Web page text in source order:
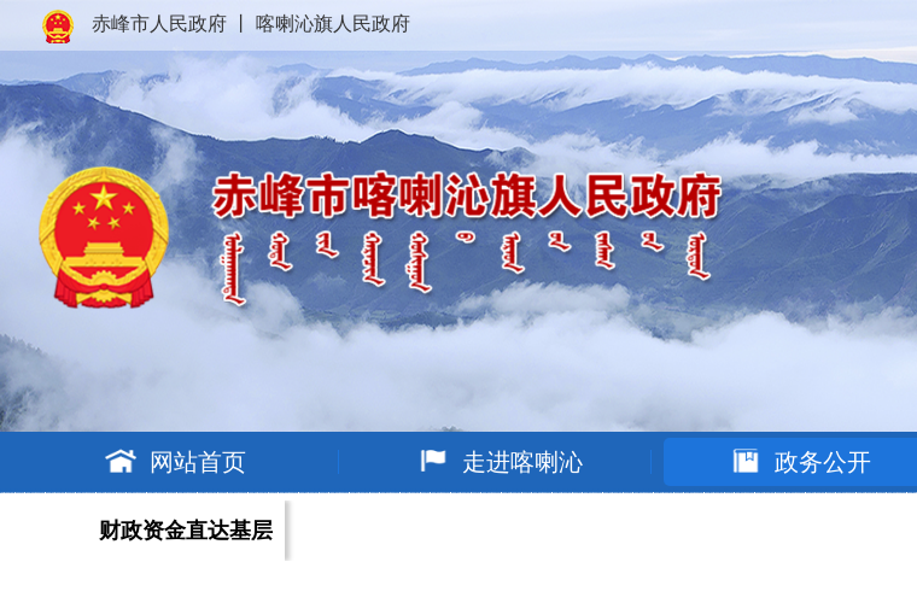
赤峰市人民政府 喀喇沁旗人民政府
网站首页 走进喀喇沁 政务公开
财政资金直达基层